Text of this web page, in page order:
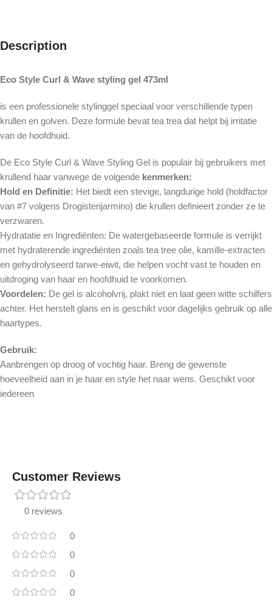
Description
Eco Style Curl & Wave styling gel 473ml
is een professionele stylinggel speciaal voor verschillende typen
krullen en golven. Deze formule bevat tea trea dat helpt bij irritatie
van de hoofdhuid.
De Eco Style Curl & Wave Styling Gel is populair bij gebruikers met
krullend haar vanwege de volgende kenmerken:
Hold en Definitie: Het biedt een stevige, langdurige hold (holdfactor
van #7 volgens Drogisterijarmino) die krullen definieert zonder ze te
verzwaren.
Hydratatie en Ingrediënten: De watergebaseerde formule is verrijkt
met hydraterende ingrediënten zoals tea tree olie, kamille-extracten
en gehydrolyseerd tarwe-eiwit, die helpen vocht vast te houden en
uitdroging van haar en hoofdhuid te voorkomen.
Voordelen: De gel is alcoholvrij, plakt niet en laat geen witte schilfers
achter. Het herstelt glans en is geschikt voor dagelijks gebruik op alle
haartypes.
Gebruik:
Aanbrengen op droog of vochtig haar. Breng de gewenste
hoeveelheid aan in je haar en style het naar wens. Geschikt voor
iedereen
Customer Reviews
0 reviews
0
0
0
0